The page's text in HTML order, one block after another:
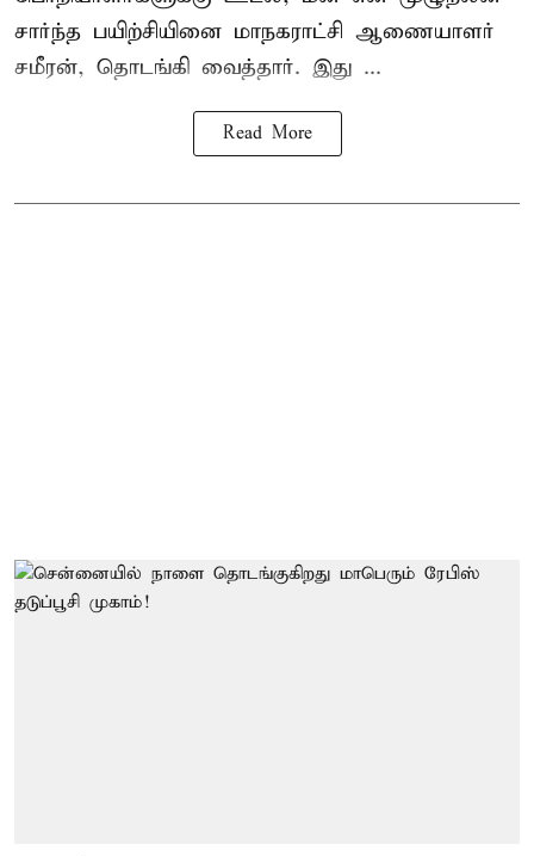
சார்ந்த பயிற்சியினை மாநகராட்சி ஆணையாளர்
சமீரன், தொடங்கி வைத்தார். இது ...
Read More